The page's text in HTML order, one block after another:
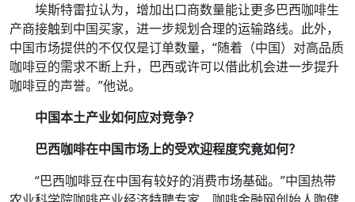
埃斯特雷拉认为，增加出口商数量能让更多巴西咖啡生
产商接触到中国买家，进一步规划合理的运输路线。此外，
中国市场提供的不仅仅是订单数量，“随着（中国）对高品质
咖啡豆的需求不断上升，巴西或许可以借此机会进一步提升
咖啡豆的声誉。”他说。
中国本土产业如何应对竞争？
巴西咖啡在中国市场上的受欢迎程度究竟如何？
“巴西咖啡豆在中国有较好的消费市场基础。”中国热带